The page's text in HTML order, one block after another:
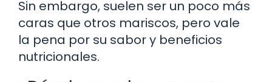
Sin embargo, suelen ser un poco más
caras que otros mariscos, pero vale
la pena por su sabor y beneficios
nutricionales.